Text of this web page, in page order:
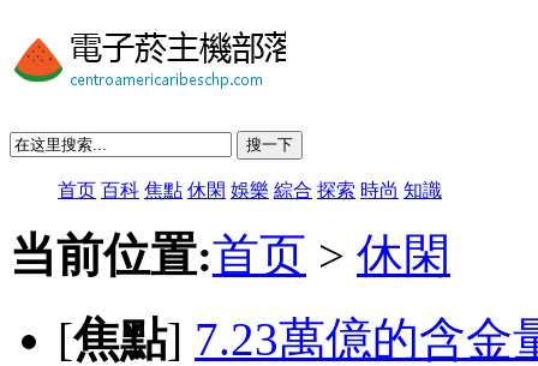
搜一下
首页 百科 焦點 休閑 娛樂 綜合 探索 時尚 知識
当前位置:首页 > 休閑
[焦點] 7.23萬億的含